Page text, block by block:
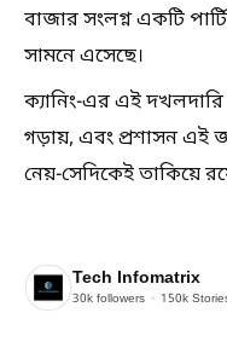
বাজার সংলগ্ন একটি
সামনে এসেছে।
ক্যানিং-এর এই
গড়ায়, এবং প্রশাসন এই
নেয়-সেদিকেই তাকিয়ে
Tech Infomatrix
30k followers 150k